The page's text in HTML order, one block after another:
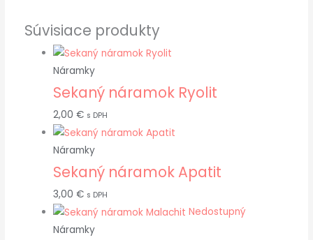
Súvisiace produkty
Náramky
Sekaný náramok Ryolit
2,00 € s DPH
Náramky
Sekaný náramok Apatit
3,00 € s DPH
Nedostupný
Náramky